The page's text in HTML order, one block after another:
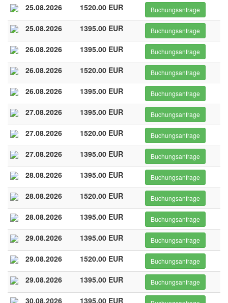
25.08.2026 1520.00 EUR Buchungsanfrage
25.08.2026 1395.00 EUR Buchungsanfrage
26.08.2026 1395.00 EUR Buchungsanfrage
26.08.2026 1520.00 EUR Buchungsanfrage
26.08.2026 1395.00 EUR Buchungsanfrage
27.08.2026 1395.00 EUR Buchungsanfrage
27.08.2026 1520.00 EUR Buchungsanfrage
27.08.2026 1395.00 EUR Buchungsanfrage
28.08.2026 1395.00 EUR Buchungsanfrage
28.08.2026 1520.00 EUR Buchungsanfrage
28.08.2026 1395.00 EUR Buchungsanfrage
29.08.2026 1395.00 EUR Buchungsanfrage
29.08.2026 1520.00 EUR Buchungsanfrage
29.08.2026 1395.00 EUR Buchungsanfrage
30.08.2026 1395.00 EUR